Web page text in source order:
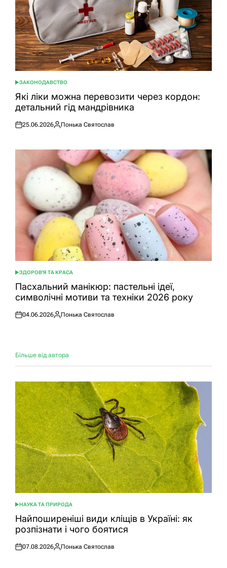
ОПУБЛІКУВАТИ
У
ЗАКОНОДАВСТВО
Які ліки можна перевозити через кордон:
детальний гід мандрівника
Оприлюднено
25.06.2026
Опубліковано
Понька Святослав
ОПУБЛІКУВАТИ
У
ЗДОРОВ'Я ТА КРАСА
Пасхальний манікюр: пастельні ідеї,
символічні мотиви та техніки 2026 року
Оприлюднено
04.06.2026
Опубліковано
Понька Святослав
Більше від автора
ОПУБЛІКУВАТИ
У
НАУКА ТА ПРИРОДА
Найпоширеніші види кліщів в Україні: як
розпізнати і чого боятися
Оприлюднено
07.08.2026
Опубліковано
Понька Святослав